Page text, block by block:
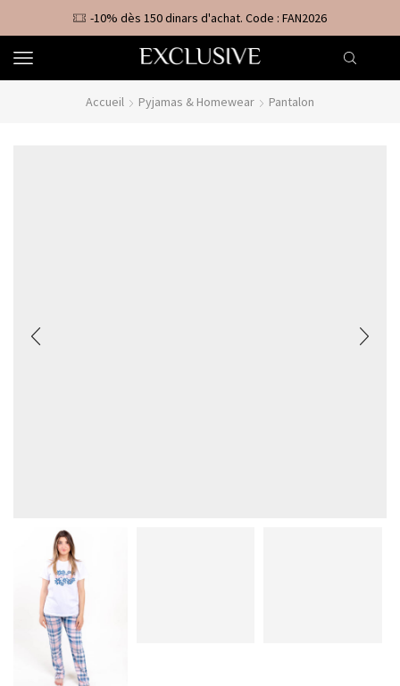
-10% dès 150 dinars d'achat. Code : FAN2026
Accueil Pyjamas & Homewear Pantalon